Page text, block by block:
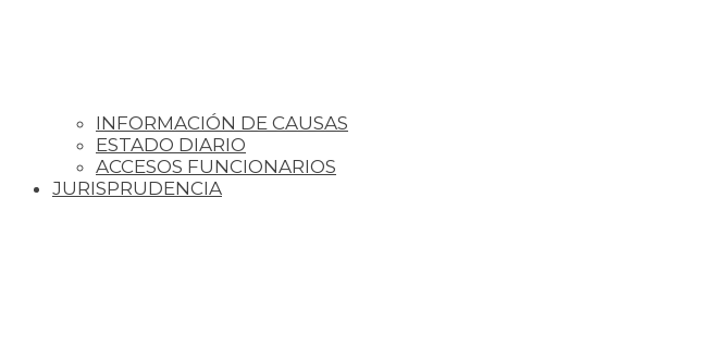
INFORMACIÓN DE CAUSAS
ESTADO DIARIO
ACCESOS FUNCIONARIOS
JURISPRUDENCIA